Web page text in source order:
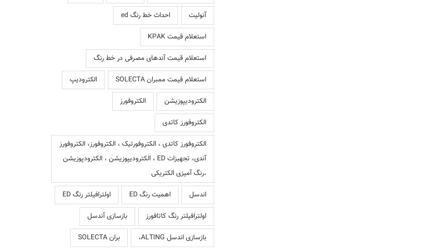
آنولیت
احداث خط رنگ ed
استعلام قیمت KPAK
استعلام قیمت آندهای مصرفی در خط رنگ
استعلام قیمت ممبران SOLECTA
الکترودیپ
الکترودیپوزیشن
الکتروفورز
الکتروفورز کاتدی
الکتروفورز کاتدی ، الکتروفورتیک ، الکتروفورز، الکتروفورز
آندی، تجهیزات ED ، الکترودیپوزیشن ، الکترودپوزیشن
،رنگ آمیزی الکتریکی
اندسل
اهمیت رنگ ED
اولترافیلتر رنگ ED
اولترافیلتر رنگ کاتافورز
بازسازی آندسل
بازسازی اندسل ALTING،
بران SOLECTA